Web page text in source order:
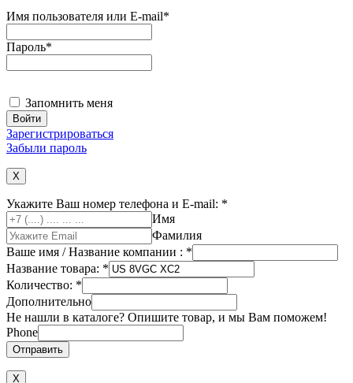
Имя пользователя или E-mail*
Пароль*
Запомнить меня
Зарегистрироваться
Забыли пароль
X
Укажите Ваш номер телефона и E-mail: *
Имя
Фамилия
Ваше имя / Название компании : *
Название товара: *
Количество: *
Дополнительно
Не нашли в каталоге? Опишите товар, и мы Вам поможем!
Phone
Отправить
Х